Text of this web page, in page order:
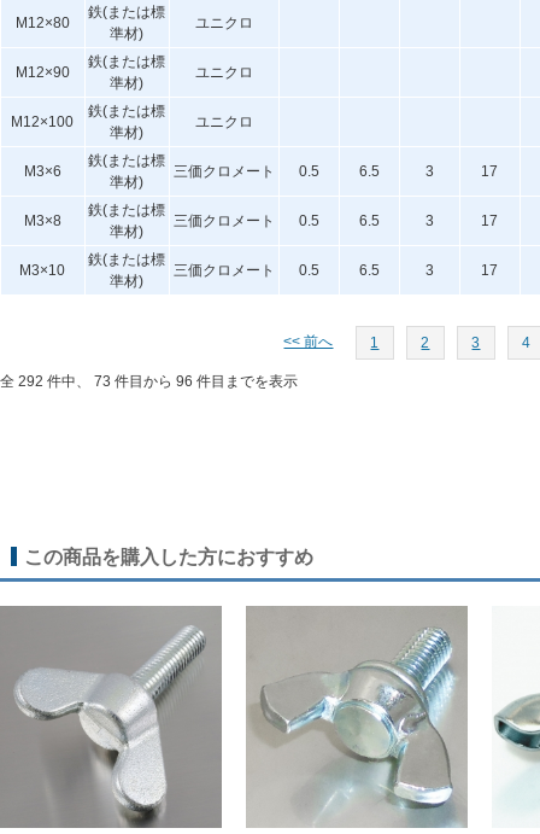
M12×80
鉄(または標
準材)
ユニクロ
M12×90
鉄(または標
準材)
ユニクロ
M12×100
鉄(または標
準材)
ユニクロ
M3×6
鉄(または標
準材)
三価クロメート 0.5 6.5 3 17
M3×8
鉄(または標
準材)
三価クロメート 0.5 6.5 3 17
M3×10
鉄(または標
準材)
三価クロメート 0.5 6.5 3 17
<< 前へ 1 2 3 4
全 292 件中、 73 件目から 96 件目までを表示
この商品を購入した方におすすめ